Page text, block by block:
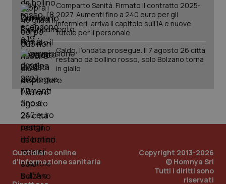
Comparto Sanità. Firmato il contratto 2025-
2027. Aumenti fino a 240 euro per gli
infermieri, arriva il capitolo sull'IA e nuove
tutele per il personale
Caldo, l’ondata prosegue. Il 7 agosto 26 città
restano da bollino rosso, solo Bolzano torna
in giallo
Quotidiano online
d'informazione sanitaria
Copyright 2013-2026
© Homnya Srl
Tutti i diritti sono
riservati
_ga
Google LLC
.quotidianosanita.it